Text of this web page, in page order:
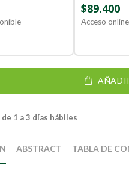
$89.400
Acceso
1 a 3 días hábiles
ABSTRACT TABLA DE